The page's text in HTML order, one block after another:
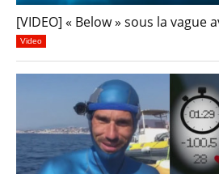
[VIDEO] « Below » sous la vague
Video